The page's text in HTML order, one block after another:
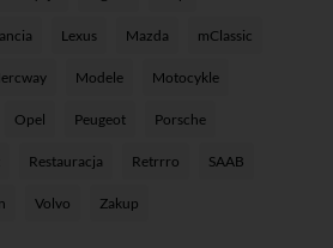
Lexus Mazda mClassic
Modele Motocykle
Opel Peugeot Porsche
Restauracja Retrrro SAAB
Volvo Zakup